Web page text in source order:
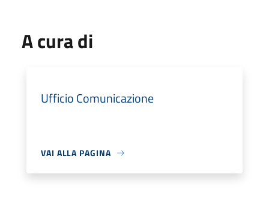
A cura di
Ufficio Comunicazione
VAI ALLA PAGINA